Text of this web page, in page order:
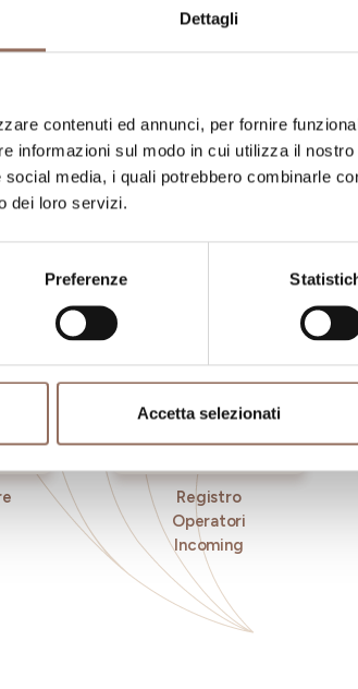
Dettagli
contenuti ed annunci, per fornire
informazioni sul modo in cui utilizza il
media, i quali potrebbero combinarle
dei loro servizi.
Preferenze
Accetta selezionati
La tua
cosa fare e visitare in ogni
occhio al meteo in tempo reale
Registro
Operatori
Incoming